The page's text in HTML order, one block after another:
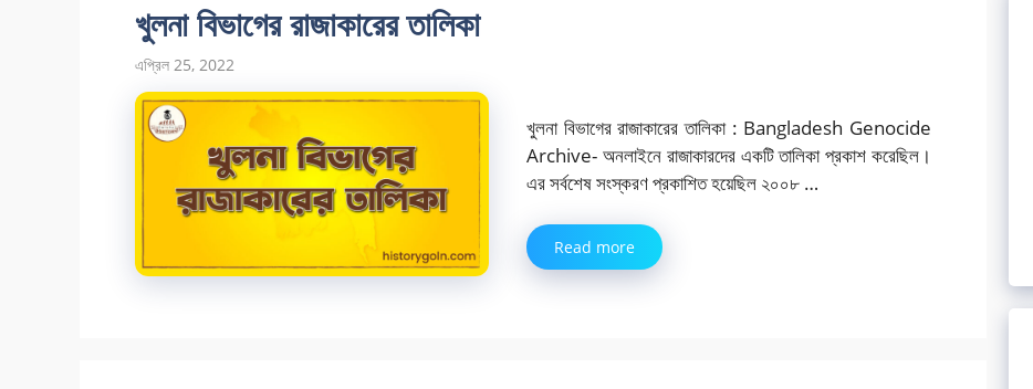
খুলনা বিভাগের রাজাকারের তালিকা
এপ্রিল 25, 2022
খুলনা বিভাগের রাজাকারের তালিকা : Bangladesh Genocide
Archive- অনলাইনে রাজাকারদের একটি তালিকা প্রকাশ করেছিল।
এর সর্বশেষ সংস্করণ প্রকাশিত হয়েছিল ২০০৮ …
Read more